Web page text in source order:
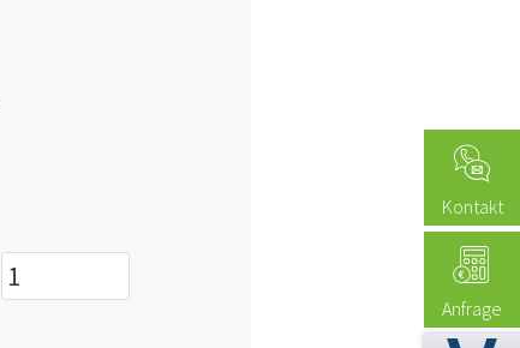
Kontakt
Anfrage